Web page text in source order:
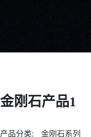
金刚石产品1
产品分类: 金刚石系列